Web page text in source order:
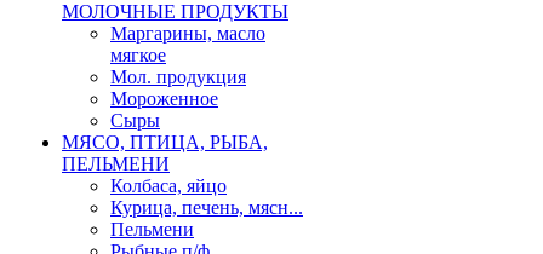
МОЛОЧНЫЕ ПРОДУКТЫ
Маргарины, масло
мягкое
Мол. продукция
Мороженное
Сыры
МЯСО, ПТИЦА, РЫБА,
ПЕЛЬМЕНИ
Колбаса, яйцо
Курица, печень, мясн...
Пельмени